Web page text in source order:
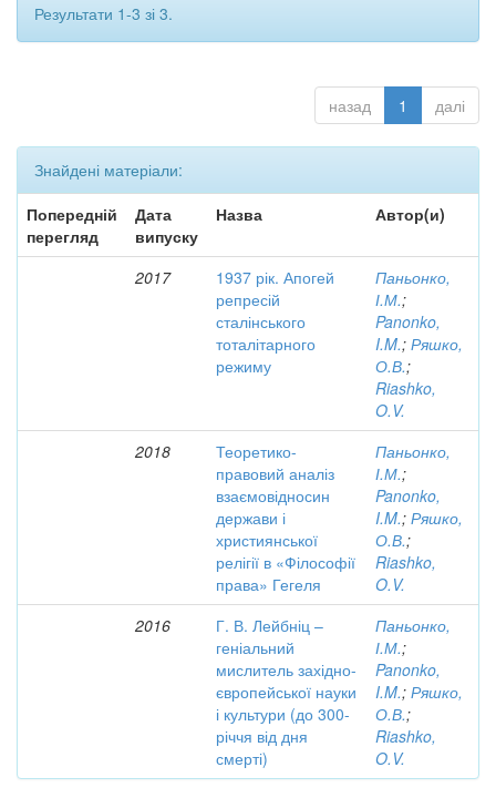
Результати 1-3 зі 3.
назад 1 далі
Знайдені матеріали:
Попередній
перегляд
Дата
випуску
Назва Автор(и)
2017
1937 рік. Апогей
репресій
сталінського
тоталітарного
режиму
Паньонко,
І.М.;
Panonko,
I.M.; Ряшко,
О.В.;
Riashko,
O.V.
2018
Теоретико-
правовий аналіз
взаємовідносин
держави і
християнської
релігії в «Філософії
права» Гегеля
Паньонко,
І.М.;
Panonko,
I.M.; Ряшко,
О.В.;
Riashko,
O.V.
2016
Г. В. Лейбніц –
геніальний
мислитель західно-
європейської науки
і культури (до 300-
річчя від дня
смерті)
Паньонко,
І.М.;
Panonko,
I.M.; Ряшко,
О.В.;
Riashko,
O.V.